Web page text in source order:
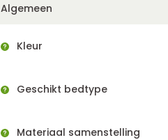
Algemeen
Kleur
Geschikt bedtype
Materiaal samenstelling